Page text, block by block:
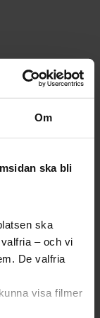
Om
ska bli
ska
– och vi
De valfria
visa filmer
. Medlen
litteratur,
insats